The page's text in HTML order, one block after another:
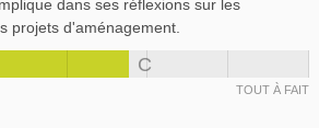
dans ses réflexions sur les
projets d'aménagement.
C
TOUT À FAIT